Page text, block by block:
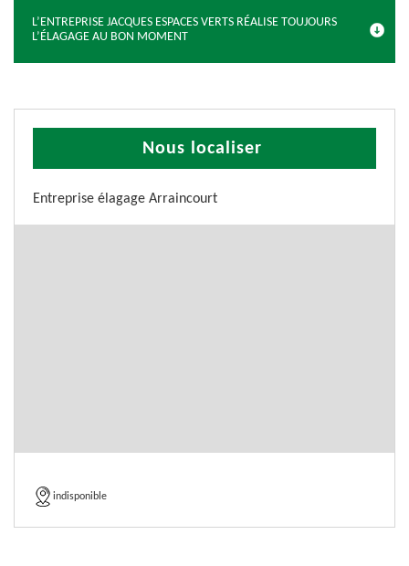
L’ENTREPRISE JACQUES ESPACES VERTS RÉALISE TOUJOURS
L’ÉLAGAGE AU BON MOMENT
Nous localiser
Entreprise élagage Arraincourt
indisponible